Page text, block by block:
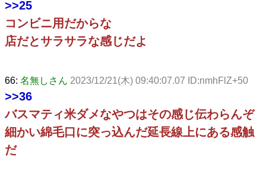
>>25
コンビニ用だからな
店だとサラサラな感じだよ
66: 名無しさん 2023/12/21(木) 09:40:07.07 ID:nmhFlZ+50
>>36
バスマティ米ダメなやつはその感じ伝わらんぞ
細かい綿毛口に突っ込んだ延長線上にある感触
だ